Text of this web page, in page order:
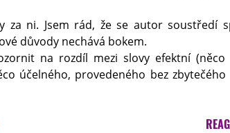
za ni. Jsem rád, že se autor soustředí
důvody nechává bokem.
na rozdíl mezi slovy efektní (něco
účelného, provedeného bez